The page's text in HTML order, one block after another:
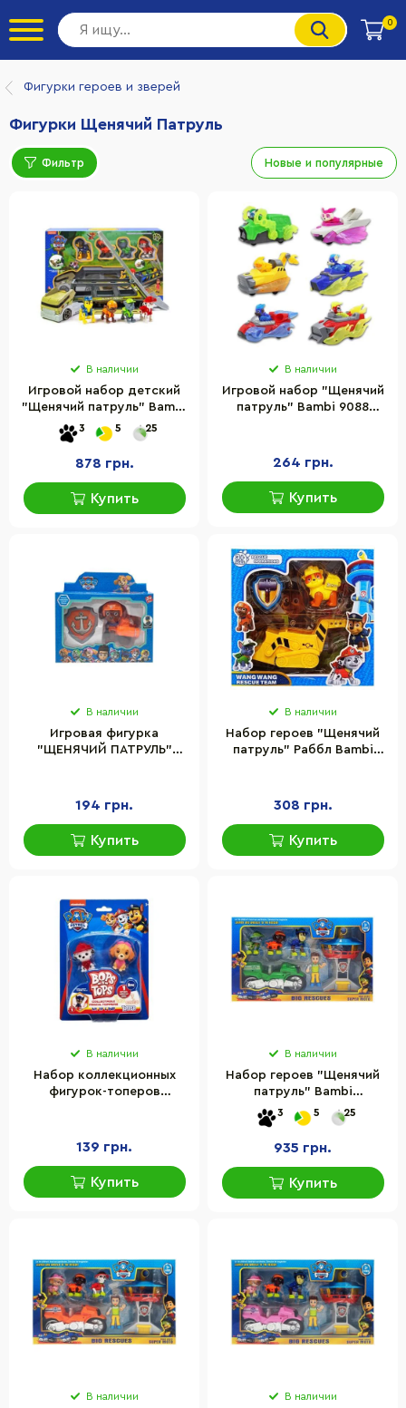
0
Фигурки героев и зверей
Фигурки Щенячий Патруль
Фильтр Новые и популярные
В наличии
Игровой набор детский
"Щенячий патруль" Bambi
XZ-873
3 5 25
878 грн.
Купить
В наличии
Игровой набор "Щенячий
патруль" Bambi 9088
264 грн.
Купить
В наличии
Игровая фигурка
"ЩЕНЯЧИЙ ПАТРУЛЬ"
194 грн.
Купить
В наличии
Набор героев "Щенячий
патруль" Раббл Bambi
308 грн.
Купить
В наличии
Набор коллекционных
фигурок-топеров
серии "Bop n Tops"
139 грн.
Купить
В наличии
Набор героев "Щенячий
патруль" Bambi
PB9905(Green) фигурки с
аксессуарами
3 5 25
935 грн.
Купить
В наличии В наличии